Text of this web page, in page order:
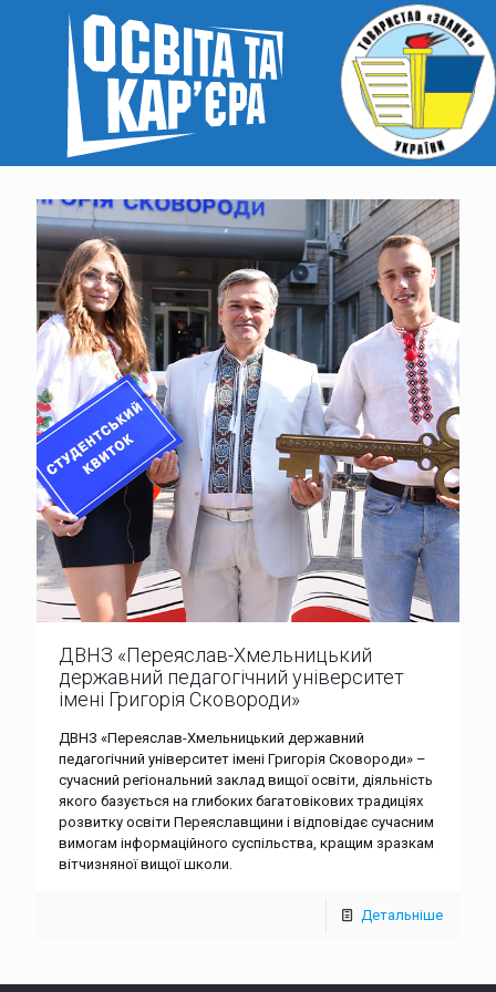
ДВНЗ «Переяслав-Хмельницький
державний педагогічний університет
імені Григорія Сковороди»
ДВНЗ «Переяслав-Хмельницький державний
педагогічний університет імені Григорія Сковороди» –
сучасний регіональний заклад вищої освіти, діяльність
якого базується на глибоких багатовікових традиціях
розвитку освіти Переяславщини і відповідає сучасним
вимогам інформаційного суспільства, кращим зразкам
вітчизняної вищої школи.
Детальніше